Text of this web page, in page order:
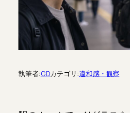
執筆者:GDカテゴリ:違和感・観察